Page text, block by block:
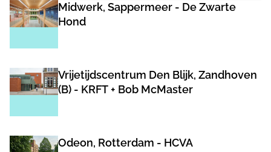
Midwerk, Sappermeer - De Zwarte
Hond
Vrijetijdscentrum Den Blijk, Zandhoven
(B) - KRFT + Bob McMaster
Odeon, Rotterdam - HCVA